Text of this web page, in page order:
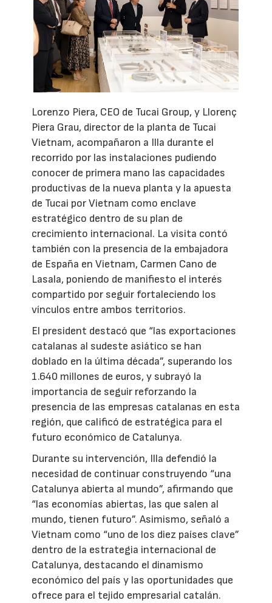
Lorenzo Piera, CEO de Tucai Group, y Llorenç
Piera Grau, director de la planta de Tucai
Vietnam, acompañaron a Illa durante el
recorrido por las instalaciones pudiendo
conocer de primera mano las capacidades
productivas de la nueva planta y la apuesta
de Tucai por Vietnam como enclave
estratégico dentro de su plan de
crecimiento internacional. La visita contó
también con la presencia de la embajadora
de España en Vietnam, Carmen Cano de
Lasala, poniendo de manifiesto el interés
compartido por seguir fortaleciendo los
vínculos entre ambos territorios.
El president destacó que “las exportaciones
catalanas al sudeste asiático se han
doblado en la última década”, superando los
1.640 millones de euros, y subrayó la
importancia de seguir reforzando la
presencia de las empresas catalanas en esta
región, que calificó de estratégica para el
futuro económico de Catalunya.
Durante su intervención, Illa defendió la
necesidad de continuar construyendo “una
Catalunya abierta al mundo”, afirmando que
“las economías abiertas, las que salen al
mundo, tienen futuro”. Asimismo, señaló a
Vietnam como “uno de los diez países clave”
dentro de la estrategia internacional de
Catalunya, destacando el dinamismo
económico del país y las oportunidades que
ofrece para el tejido empresarial catalán.